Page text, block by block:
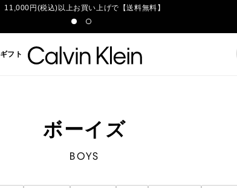
11,000円(税込)以上お買い上げで【送料無料】
ギフト
ボーイズ
BOYS